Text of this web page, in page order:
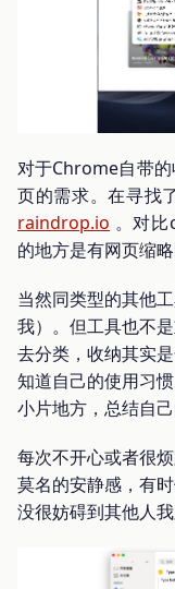
对于Chrome自带
页的需求。在寻找
raindrop.io 。对
的地方是有网页缩
当然同类型的其他
我）。但工具也不
去分类，收纳其实
知道自己的使用习
小片地方，总结自
每次不开心或者很
莫名的安静感，有
没很妨碍到其他人